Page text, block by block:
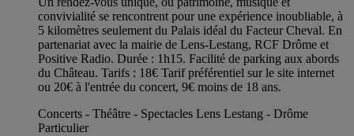
convivialité se rencontrent pour une expérience inoubliable, à
5 kilomètres seulement du Palais idéal du Facteur Cheval. En
partenariat avec la mairie de Lens-Lestang, RCF Drôme et
Positive Radio. Durée : 1h15. Facilité de parking aux abords
du Château. Tarifs : 18€ Tarif préférentiel sur le site internet
ou 20€ à l'entrée du concert, 9€ moins de 18 ans.
Concerts - Théâtre - Spectacles Lens Lestang - Drôme
Particulier